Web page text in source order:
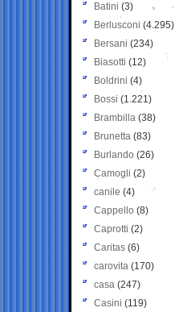
Batini (3)
Berlusconi (4.295)
Bersani (234)
Biasotti (12)
Boldrini (4)
Bossi (1.221)
Brambilla (38)
Brunetta (83)
Burlando (26)
Camogli (2)
canile (4)
Cappello (8)
Caprotti (2)
Caritas (6)
carovita (170)
casa (247)
Casini (119)